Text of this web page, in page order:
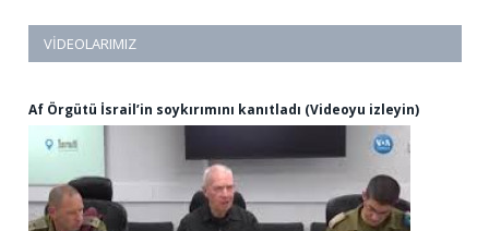
VIDEOLARIMIZ
Af Örgütü İsrail’in soykırımını kanıtladı (Videoyu izleyin)